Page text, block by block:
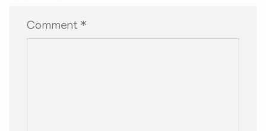
Comment *